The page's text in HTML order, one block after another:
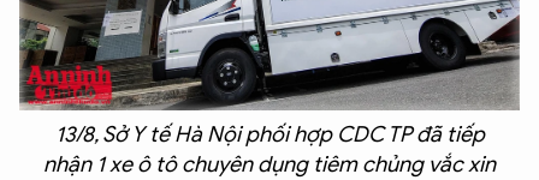
13/8, Sở Y tế Hà Nội phối hợp CDC TP đã tiếp
nhận 1 xe ô tô chuyên dụng tiêm chủng vắc xin